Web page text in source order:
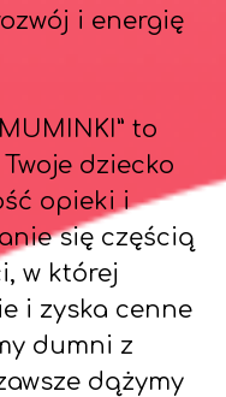
i energię
to
dziecko
opieki i
się częścią
w której
i zyska cenne
dumni z
dążymy